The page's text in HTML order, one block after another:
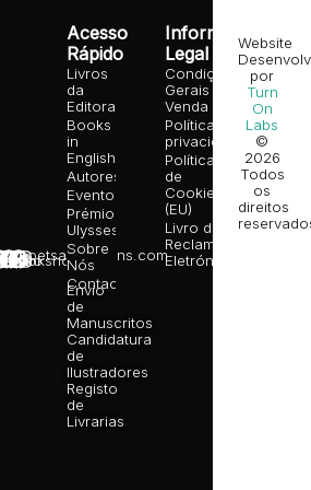
Bookshop
Acesso
Rápido
Livros
da
Editora
Books
in
English
Autores
Eventos
Prémio
Ulysses
Sobre
Nós
Contactos
Envio
de
Manuscritos
Candidatura
de
Ilustradores
Registo
de
Livrarias
Informação
Legal
Condições
Gerais de
Venda
Política de
privacidade
Política
de
Cookies
(EU)
Livro de
Reclamações
Eletrónico
Website
por
Turn
On
Labs
©
2026
Todos
os
direitos